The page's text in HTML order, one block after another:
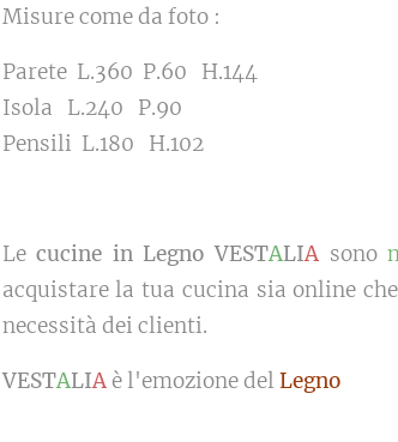
Misure come da foto :
Parete L.360 P.60 H.144
Isola L.240 P.90
Pensili L.180 H.102
Lecucine in Legno VESTALIAsono
acquistare la tua cucina sia online
necessità dei clienti.
VESTALIA è l'emozione del Legno